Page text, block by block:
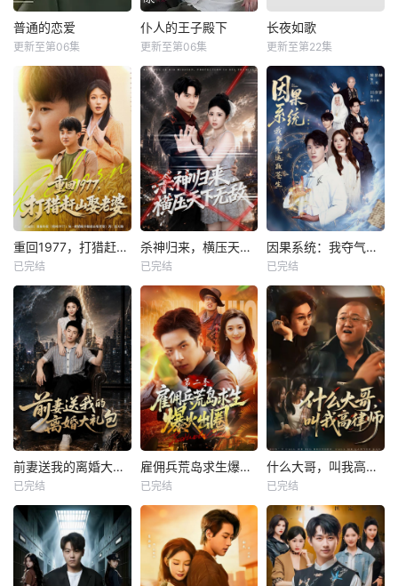
普通的恋爱
更新至第06集
仆人的王子殿下
更新至第06集
长夜如歌
更新至第22集
重回1977，打猎赶山娶老婆
已完结
杀神归来，横压天下无敌
已完结
因果系统：我夺气运救苍生
已完结
前妻送我的离婚大礼包
已完结
雇佣兵荒岛求生爆火出圈第二季
已完结
什么大哥，叫我高律师
已完结